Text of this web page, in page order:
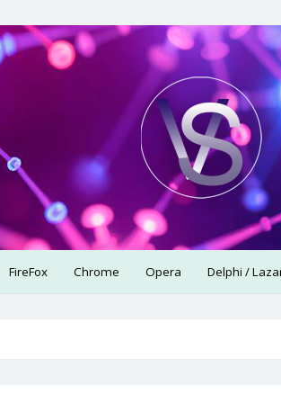
FireFox Chrome Opera Delphi /